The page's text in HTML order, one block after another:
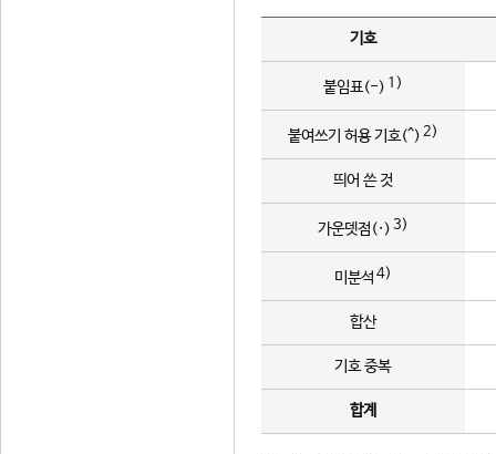
기호
붙임표(-) 1)
붙여쓰기 허용 기호(^) 2)
띄어 쓴 것
가운뎃점(·) 3)
미분석 4)
합산
기호 중복
합계